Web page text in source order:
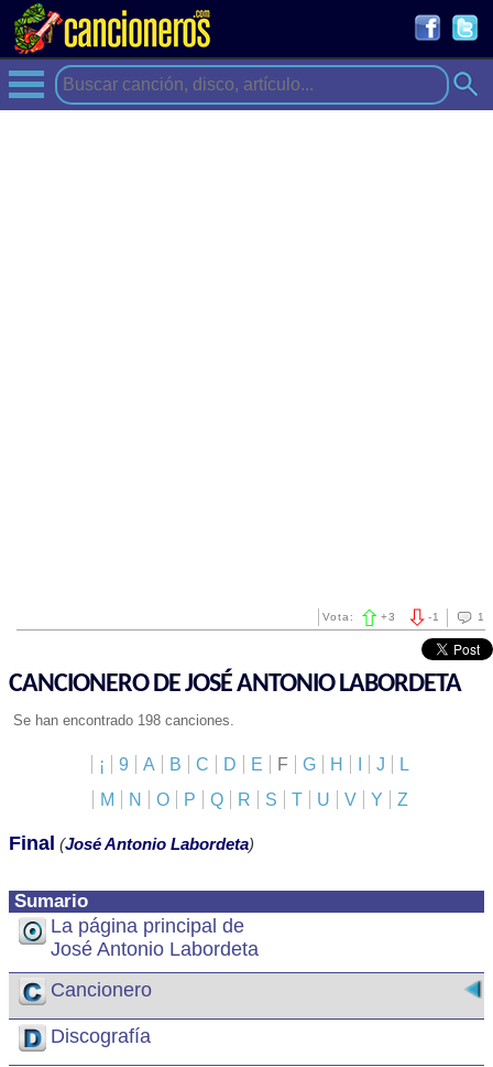
1
-1
Vota: +3
CANCIONERO DE JOSÉ ANTONIO LABORDETA
Se han encontrado 198 canciones.
¡ 9 A B C D E F G H J
L
M
N O P Q R S T U V Y Z
Sumario
La página principal de
José Antonio Labordeta
Cancionero
Discografía
Final (José Antonio Labordeta)